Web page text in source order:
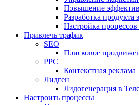
Повышение
Разработка продукта
Настройка процессов
Привлечь трафик
SEO
Поисковое
PPC
Контекстная реклама
Лидген
Лидогенерация в
Настроить процессы